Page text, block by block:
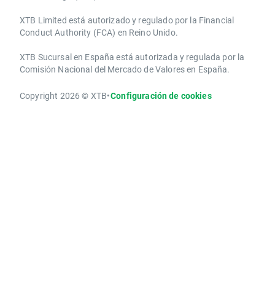
XTB Limited ​está autorizado y regulado por la ​Financial
Conduct Authority ​(FCA) en ​​Reino Unido.
XTB Sucursal en España está autorizada y regulada por la
Comisión Nacional del Mercado de Valores en España.
Copyright 2026 © XTB•Configuración de cookies